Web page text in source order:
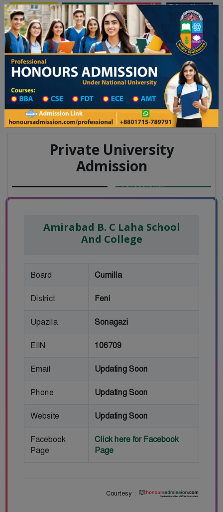
Toggle navigation অনার্স ভর্তি প্রফেশনাল অনার্স
Updates
২০২৫-২৬ শিক্ষাবর্ষের ১ম বর্ষের ভর্তি আবেদন বিজ্ঞপ্তি ঢাকা বিশ্ববিদ্যালয় ২০২৫-২৬
College List District Wise
College List in Feni District
College Information
Private University
Admission
Amirabad B. C Laha School
And College
Board Cumilla
District Feni
Upazila Sonagazi
EIIN 106709
Email Updating Soon
Phone Updating Soon
Website Updating Soon
Facebook
Page
Click here for Facebook
Page
Courtesy :